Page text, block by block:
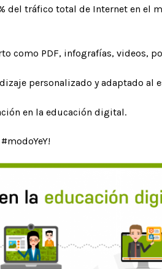
del tráfico total de Internet en el
como PDF, infografías, videos,
personalizado y adaptado al
en la educación digital.